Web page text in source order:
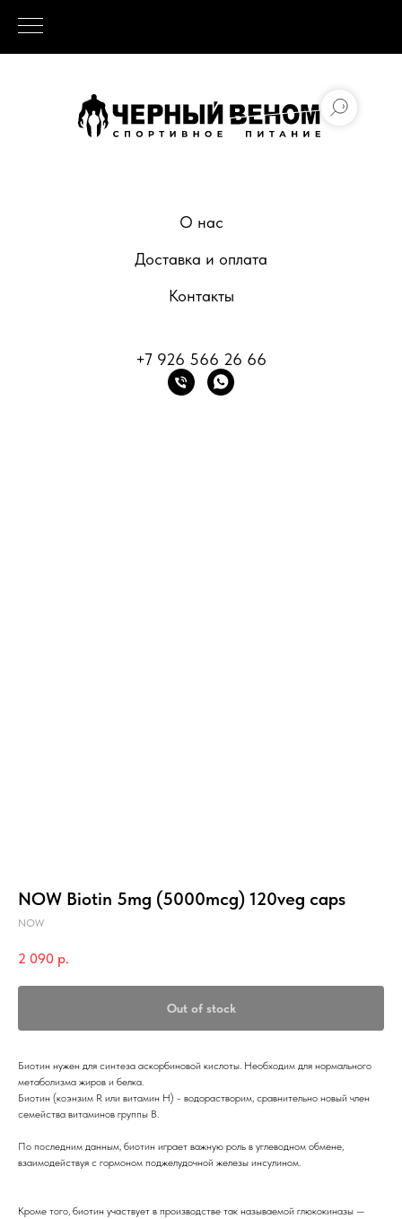
О нас
Доставка и оплата
Контакты
+7 926 566 26 66
NOW Biotin 5mg (5000mcg) 120veg caps
NOW
2 090 р.
Out of stock
Биотин нужен для синтеза аскорбиновой кислоты. Необходим для нормального
метаболизма жиров и белка.
Биотин (коэнзим R или витамин Н) - водорастворим, сравнительно новый член
семейства витаминов группы В.
По последним данным, биотин играет важную роль в углеводном обмене,
взаимодействуя с гормоном поджелудочной железы инсулином.
Кроме того, биотин участвует в производстве так называемой глюкокиназы —